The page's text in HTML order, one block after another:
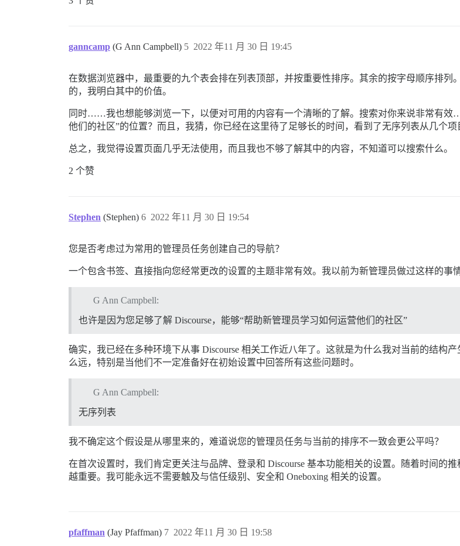
ganncamp (G Ann Campbell) 2022 年11 月 30 日 19:45
5
在数据浏览器中，最重要的九个表会排在列表顶部，并按重要性排序。其余的按字母顺序排
的，我明白其中的价值。
同时……我也想能够浏览一下，以便对可用的内容有一个清晰的了解。搜索对你来说非常有效
他们的社区”的位置？而且，我猜，你已经在这里待了足够长的时间，看到了无序列表从几个项
总之，我觉得设置页面几乎无法使用，而且我也不够了解其中的内容，不知道可以搜索什么。
2 个赞
Stephen (Stephen) 2022 年11 月 30 日 19:54
6
您是否考虑过为常用的管理员任务创建自己的导航？
一个包含书签、直接指向您经常更改的设置的主题非常有效。我以前为新管理员做过这样的事
G Ann Campbell:
也许是因为您足够了解 Discourse，能够“帮助新管理员学习如何运营他们的社区”
确实，我已经在多种环境下从事 Discourse 相关工作近八年了。这就是为什么我对当前的结构
么远，特别是当他们不一定准备好在初始设置中回答所有这些问题时。
G Ann Campbell:
无序列表
我不确定这个假设是从哪里来的，难道说您的管理员任务与当前的排序不一致会更公平吗？
在首次设置时，我们肯定更关注与品牌、登录和 Discourse 基本功能相关的设置。随着时间的
越重要。我可能永远不需要触及与信任级别、安全和 Oneboxing 相关的设置。
pfaffman (Jay Pfaffman) 2022 年11 月 30 日 19:58
7